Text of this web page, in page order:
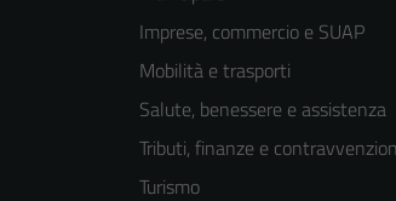
Imprese, commercio e SUAP
Mobilità e trasporti
Salute, benessere e assistenza
Tributi, finanze e
Turismo